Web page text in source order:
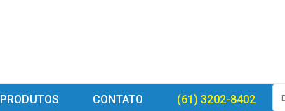
PRODUTOS CONTATO (61) 3202-8402